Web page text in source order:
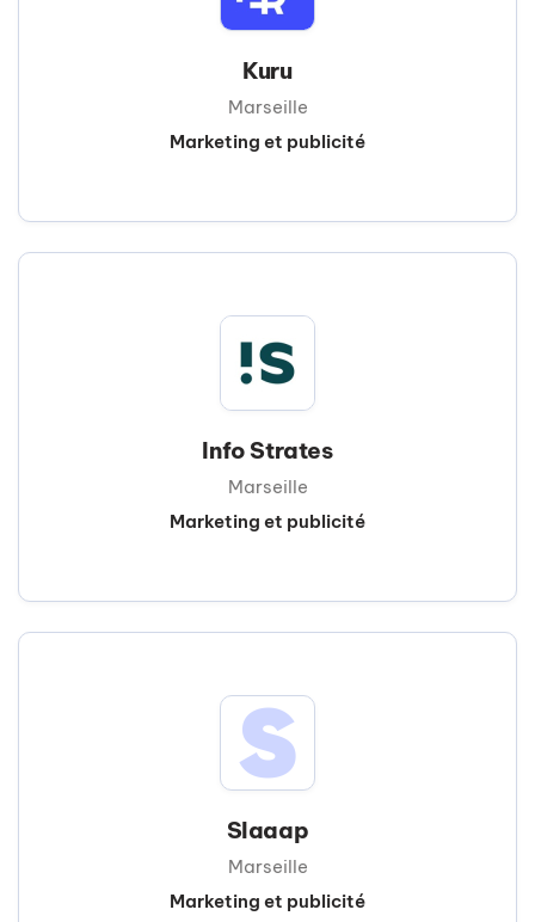
Kuru
Marseille
Marketing et publicité
Info Strates
Marseille
Marketing et publicité
Slaaap
Marseille
Marketing et publicité